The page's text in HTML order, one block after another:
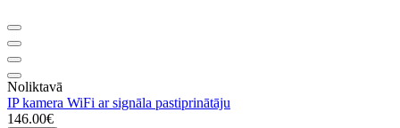
Noliktavā
IP kamera WiFi ar signāla pastiprinātāju
146.00€